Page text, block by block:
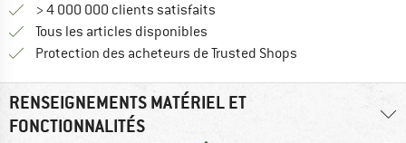
> 4 000 000 clients satisfaits
Tous les articles disponibles
Protection des acheteurs de Trusted Shops
RENSEIGNEMENTS MATÉRIEL ET
FONCTIONNALITÉS